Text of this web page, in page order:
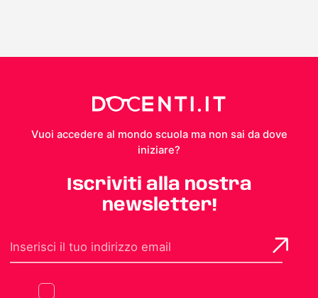
Vuoi accedere al mondo scuola ma non sai da dove
iniziare?
Iscriviti alla nostra
newsletter!